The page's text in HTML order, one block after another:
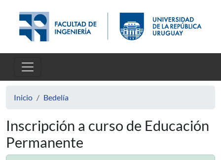
Inicio Bedelía
Inscripción a curso de Educación
Permanente